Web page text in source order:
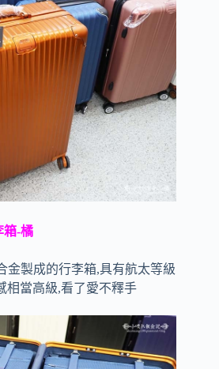
箱-橘
金製成的行李箱,具有航太等級
相當高級,看了愛不釋手